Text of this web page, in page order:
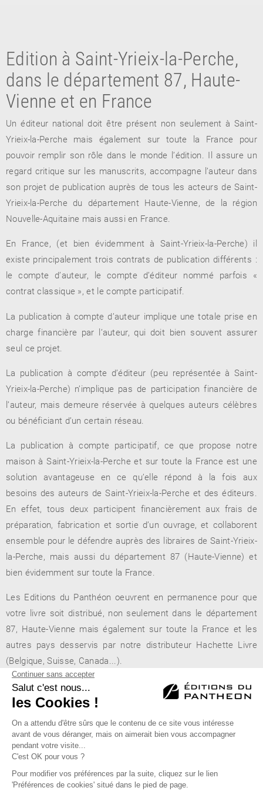
À PARAÎTRE
NOUVEAUTÉS
TOUT LE CATALOGUE
RETOUR
RENCONTRE AVEC…
RETOUR
REVUE DE PRESSE
Edition à Saint-Yrieix-la-Perche,
dans le département 87, Haute-
Vienne et en France
Un éditeur national doit être présent non seulement à Saint-
Yrieix-la-Perche mais également sur toute la France pour
pouvoir remplir son rôle dans le monde l’édition. Il assure un
regard critique sur les manuscrits, accompagne l’auteur dans
son projet de publication auprès de tous les acteurs de Saint-
Yrieix-la-Perche du département Haute-Vienne, de la région
Nouvelle-Aquitaine mais aussi en France.
En France, (et bien évidemment à Saint-Yrieix-la-Perche) il
existe principalement trois contrats de publication différents :
le compte d’auteur, le compte d’éditeur nommé parfois «
contrat classique », et le compte participatif.
La publication à compte d’auteur implique une totale prise en
charge financière par l’auteur, qui doit bien souvent assurer
seul ce projet.
La publication à compte d’éditeur (peu représentée à Saint-
Yrieix-la-Perche) n’implique pas de participation financière de
l’auteur, mais demeure réservée à quelques auteurs célèbres
ou bénéficiant d’un certain réseau.
La publication à compte participatif, ce que propose notre
maison à Saint-Yrieix-la-Perche et sur toute la France est une
solution avantageuse en ce qu’elle répond à la fois aux
besoins des auteurs de Saint-Yrieix-la-Perche et des éditeurs.
En effet, tous deux participent financièrement aux frais de
préparation, fabrication et sortie d’un ouvrage, et collaborent
ensemble pour le défendre auprès des libraires de Saint-Yrieix-
la-Perche, mais aussi du département 87 (Haute-Vienne) et
bien évidemment sur toute la France.
Les Editions du Panthéon oeuvrent en permanence pour que
votre livre soit distribué, non seulement dans le département
87, Haute-Vienne mais également sur toute la France et les
autres pays desservis par notre distributeur Hachette Livre
(Belgique, Suisse, Canada...).
Francel Presse- 33, boulevard de l'Hôtel de Ville - 87500 Saint-
Yrieix-la-Perche
Éditions du Panthéon - 12, rue Antoine Bourdelle
75015 Paris
01 43 71 14 72